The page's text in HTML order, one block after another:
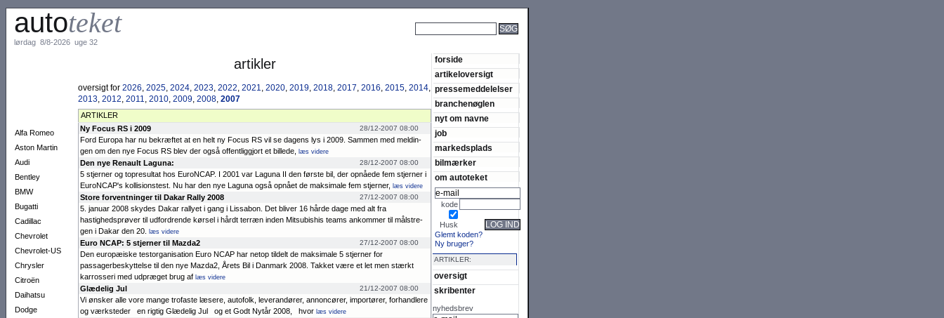
autoteket SØG
lørdag 8/8-2026 uge 32
Alfa Romeo
Aston Martin
Audi
Bentley
BMW
Bugatti
Cadillac
Chevrolet
Chevrolet-US
Chrysler
Citroën
Daihatsu
Dodge
artikler
oversigt for 2026, 2025, 2024, 2023, 2022, 2021, 2020, 2019, 2018, 2017, 2016, 2015, 2014,
2013, 2012, 2011, 2010, 2009, 2008, 2007
ARTIKLER
Ny Focus RS i 2009
28/12-2007 08:00
Ford Eu­ro­pa har nu be­kræftet at en helt ny Focus RS vil se da­gens lys i 2009. Sammen med mel­din­
gen om den nye Focus RS blev der også of­fent­lig­gjort et billede,
læs videre
Den nye Renault Laguna: 28/12-2007 08:00
5 stjerner og topre­sul­tat hos EuroNCAP. I 2001 var Laguna II den første bil, der op­nå­ede fem stjerner i
Euro­NCAP's kollisi­ons­test. Nu har den nye Laguna også opnået de mak­si­male fem stjerner,
læs videre
Store forventninger til Dakar Rally 2008 27/12-2007 08:00
5. januar 2008 sky­des Dakar rallyet i gang i Lis­sa­bon. Det bliver 16 hårde dage med alt fra
hastighedsprøver til udfordrende kørsel i hårdt terræn inden Mit­subishis teams ankom­mer til mål­stre­
gen i Da­kar den 20.
læs videre
Euro NCAP: 5 stjerner til Mazda2 27/12-2007 08:00
Den europæiske test­organisation Euro NCAP har netop tildelt de mak­­simale 5 stjerner for
passagerbeskyttelse til den nye Mazda2, Årets Bil i Danmark 2008. Takket være et let men stærkt
karrosseri med udpræget brug af læs videre
Glædelig Jul 21/12-2007 08:00
Vi ønsker alle vore mange tro­faste læsere, auto­folk, leveran­dører, annon­cører, impor­tører, for­hand­lere
og værk­steder en rigtig Glædelig Jul og et Godt Nytår 2008, hvor læs videre
forside
artikeloversigt
pressemeddelelser
branchenøglen
nyt om navne
job
markedsplads
bilmærker
om autoteket
kode
Husk LOG IND
Glemt koden?
Ny bruger?
ARTIKLER:
oversigt
skribenter
nyhedsbrev